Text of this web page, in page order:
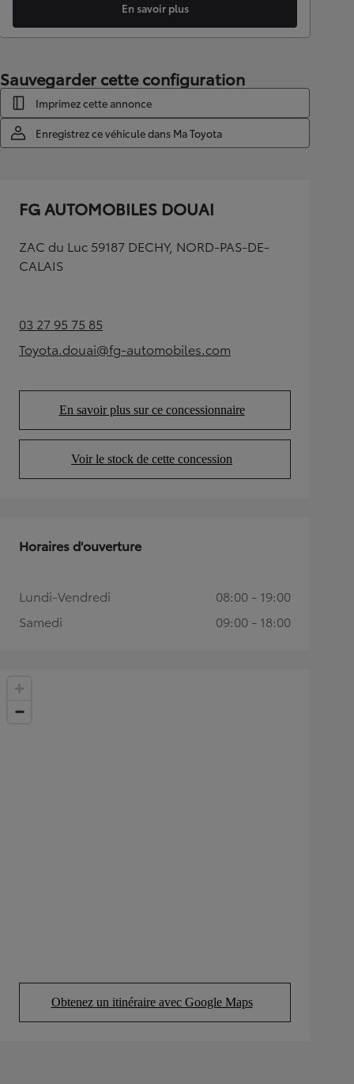
En savoir plus
Sauvegarder cette configuration
Imprimez cette annonce
Enregistrez ce véhicule dans Ma Toyota
FG AUTOMOBILES DOUAI
ZAC du Luc 59187 DECHY, NORD-PAS-DE-
CALAIS
03 27 95 75 85(Opens in new tab)
Toyota.douai@fg-automobiles.com
(Opens in new tab)
En savoir plus sur ce concessionnaire
(Opens in new tab)
Voir le stock de cette concession
(Opens in new tab)
Obtenez un itinéraire avec Google Maps
(Opens in new tab)
Horaires d'ouverture
Lundi-Vendredi
08:00 - 19:00
Samedi
09:00 - 18:00